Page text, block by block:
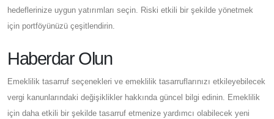
hedeflerinize uygun yatırımları seçin. Riski etkili bir şekilde yönetmek
için portföyünüzü çeşitlendirin.
Haberdar Olun
Emeklilik tasarruf seçenekleri ve emeklilik tasarruflarınızı etkileyebilecek
vergi kanunlarındaki değişiklikler hakkında güncel bilgi edinin. Emeklilik
için daha etkili bir şekilde tasarruf etmenize yardımcı olabilecek yeni